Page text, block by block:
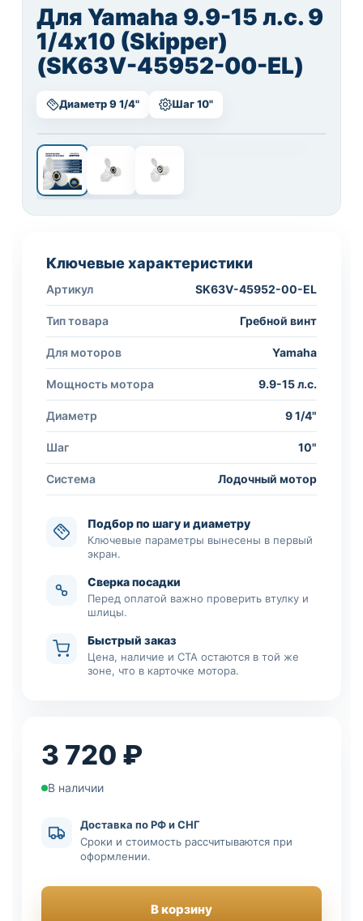
Для Yamaha 9.9-15 л.с. 9
1/4х10 (Skipper)
(SK63V-45952-00-EL)
Диаметр 9 1/4" Шаг 10"
Ключевые характеристики
Артикул SK63V-45952-00-EL
Тип товара Гребной винт
Для моторов Yamaha
Мощность мотора 9.9-15 л.с.
Диаметр 9 1/4"
Шаг 10"
Система Лодочный мотор
Подбор по шагу и диаметру
Ключевые параметры вынесены в первый
экран.
Сверка посадки
Перед оплатой важно проверить втулку и
шлицы.
Быстрый заказ
Цена, наличие и CTA остаются в той же
зоне, что в карточке мотора.
3 720 ₽
В наличии
Доставка по РФ и СНГ
Сроки и стоимость рассчитываются при
оформлении.
В корзину